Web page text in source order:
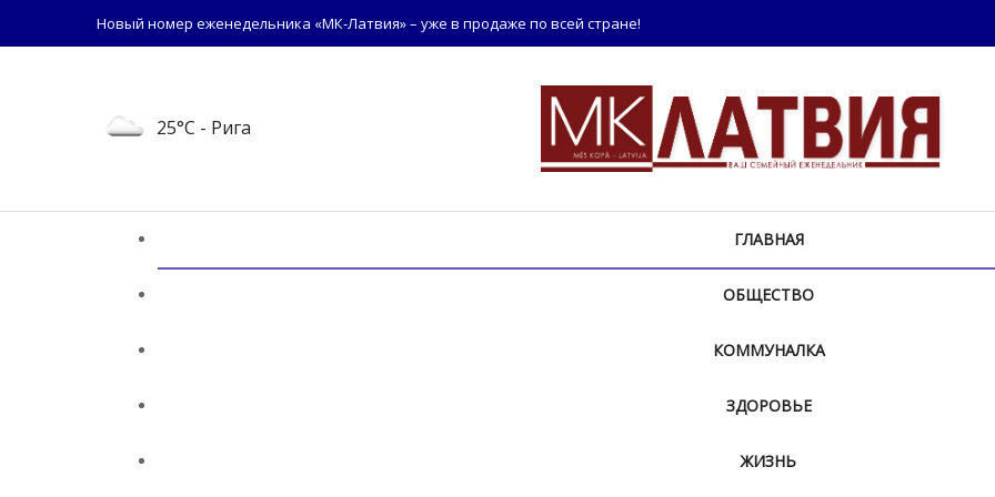
Новый номер еженедельника «МК-Латвия» – уже в продаже по всей стране!
25°C - Рига
ГЛАВНАЯ
ОБЩЕСТВО
КОММУНАЛКА
ЗДОРОВЬЕ
ЖИЗНЬ